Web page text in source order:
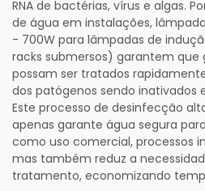
RNA de bactérias, vírus e algas.
de água em instalações,
- 700W para lâmpadas de
racks submersos) garantem que
possam ser tratados
dos patógenos sendo inativados
Este processo de desinfecção
apenas garante água segura
como uso comercial, processos
mas também reduz a
tratamento, economizando